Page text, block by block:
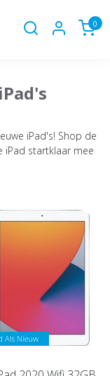
0
iPad's! Shop de
iPad startklaar mee
Als Nieuw